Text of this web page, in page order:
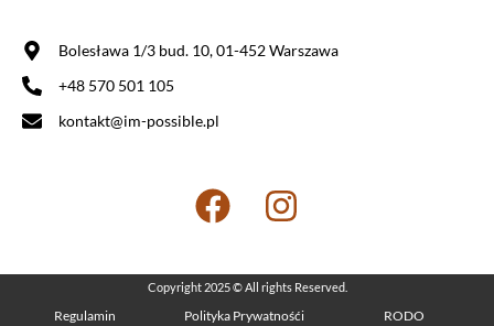
Bolesława 1/3 bud. 10, 01-452 Warszawa
+48 570 501 105
kontakt@im-possible.pl
Copyright 2025 © All rights Reserved.
Regulamin Polityka Prywatnośći RODO